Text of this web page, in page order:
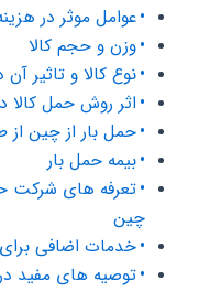
عوامل موثر در
وزن و حجم کالا
نوع کالا و تاثیر
اثر روش حمل کالا
حمل بار از چین از
بیمه حمل بار
تعرفه های شرکت
چین
خدمات اضافی
توصیه های مفید